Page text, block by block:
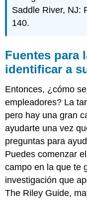
Saddle River, NJ:
140.
Fuentes para
identificar a
Entonces, ¿cómo
empleadores? La
pero hay una gran
ayudarte una vez
preguntas para
Puedes comenzar
campo en la que te
investigación que
The Riley Guide,